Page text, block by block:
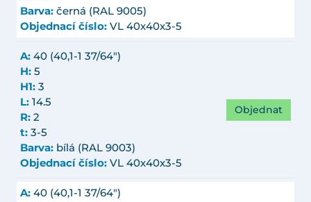
Barva: černá (RAL 9005)
Objednací číslo: VL 40x40x3-5
A: 40 (40,1-1 37/64")
H: 5
H1: 3
L: 14.5
R: 2
t: 3-5
Barva: bílá (RAL 9003)
Objednací číslo: VL 40x40x3-5
Objednat
A: 40 (40,1-1 37/64")